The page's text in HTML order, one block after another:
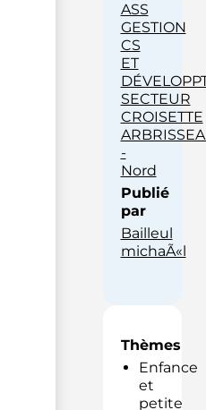
ASS
GESTION
CS
ET
SECTEUR
CROISETTE
-
Nord
Publié
par
Bailleul
michaÃ«l
Thèmes
Enfance
et
petite